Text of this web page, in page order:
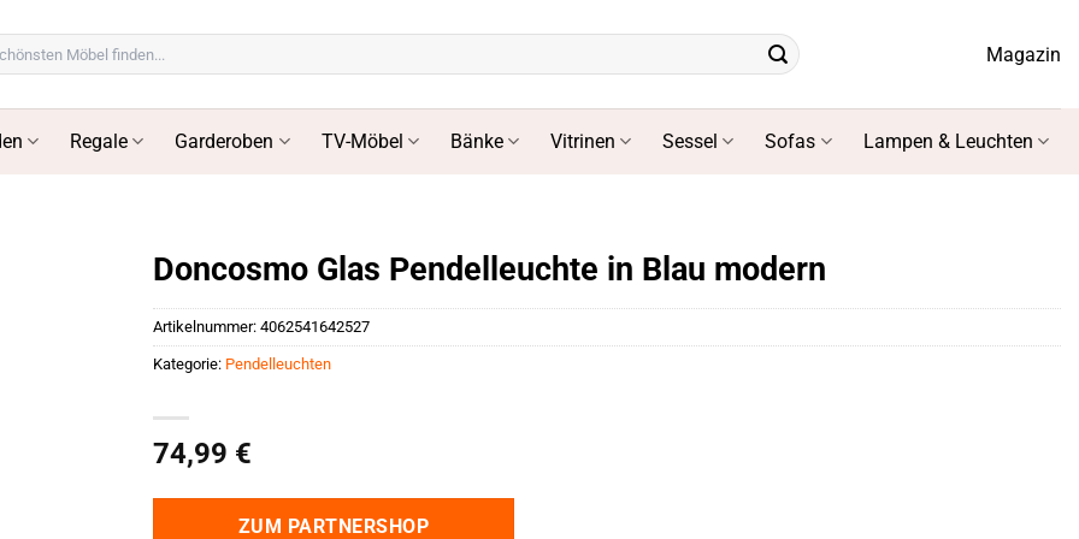
Magazin
Regale Garderoben TV-Möbel Bänke Vitrinen Sessel Sofas Lampen & Leuchten
Doncosmo Glas Pendelleuchte in Blau modern
74,99 €
ZUM PARTNERSHOP
Artikelnummer: 4062541642527
Kategorie: Pendelleuchten